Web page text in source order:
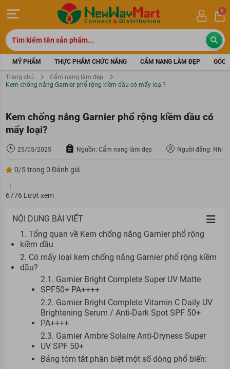
0
MỸ PHẨM THỰC PHẨM CHỨC NĂNG CẨM NANG LÀM ĐẸP GÓC
Trang chủ
Cẩm nang làm đẹp
Kem chống nắng Garnier phổ rộng kiềm dầu có mấy loại?
Kem chống nắng Garnier phổ rộng kiềm dầu có
mấy loại?
25/05/2025 Nguồn: Cẩm nang làm đẹp Người đăng: Nhi
0/5 trong 0 Đánh giá
|
6776 Lượt xem
NỘI DUNG BÀI VIẾT
1. Tổng quan về Kem chống nắng Garnier phổ rộng
kiềm dầu
2. Có mấy loại kem chống nắng Garnier phổ rộng kiềm
dầu?
2.1. Garnier Bright Complete Super UV Matte
SPF50+ PA++++
2.2. Garnier Bright Complete Vitamin C Daily UV
Brightening Serum / Anti-Dark Spot SPF 50+
PA++++
2.3. Garnier Ambre Solaire Anti-Dryness Super
UV SPF 50+
Bảng tóm tắt phân biệt một số dòng phổ biến: